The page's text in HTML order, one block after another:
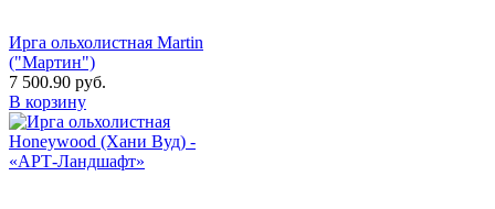
Ирга ольхолистная Martin
("Мартин")
7 500.90 руб.
В корзину